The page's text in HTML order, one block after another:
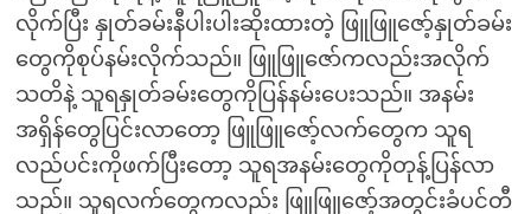
လိုက်ပြီး နှုတ်ခမ်းနီပါးပါးဆိုးထားတဲ့ ဖြူဖြူဇော့်နှုတ်ခမ်း
တွေကိုစုပ်နမ်းလိုက်သည်။ ဖြူဖြူဇော်ကလည်းအလိုက်
သတိနဲ့ သူရနှုတ်ခမ်းတွေကိုပြန်နမ်းပေးသည်။ အနမ်း
အရှိန်တွေပြင်းလာတော့ ဖြူဖြူဇော့်လက်တွေက သူရ
လည်ပင်းကိုဖက်ပြီးတော့ သူရအနမ်းတွေကိုတုန့်ပြန်လာ
သည်။ သူရလက်တွေကလည်း ဖြူဖြူဇော့်အတွင်းခံပင်တီ